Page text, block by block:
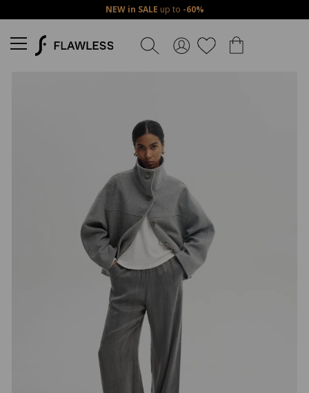
NEW in SALE up to -60%